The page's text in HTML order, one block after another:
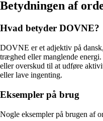
Betydningen af
Hvad betyder DOVNE?
DOVNE er et adjektiv på
træghed eller manglende
eller overskud til at udføre
eller lave ingenting.
Eksempler på brug
Nogle eksempler på brugen af